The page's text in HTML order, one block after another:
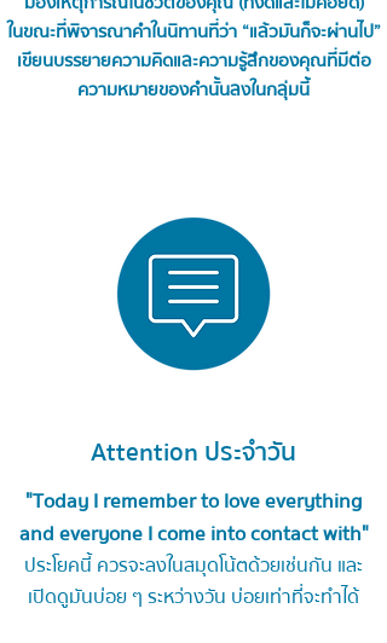
ในขณะที่พิจารณาคำในนิทานที่ว่า “แล้วมันก็จะผ่านไป”
เขียนบรรยายความคิดและความรู้สึกของคุณที่มีต่อ
ความหมายของคำนั้นลงในกลุ่มนี้
Attention ประจำวัน
"Today I remember to love everything
and everyone I come into contact with"
ประโยคนี้ ควรจะลงในสมุดโน้ตด้วยเช่นกัน และ
เปิดดูมันบ่อย ๆ ระหว่างวัน บ่อยเท่าที่จะทำได้